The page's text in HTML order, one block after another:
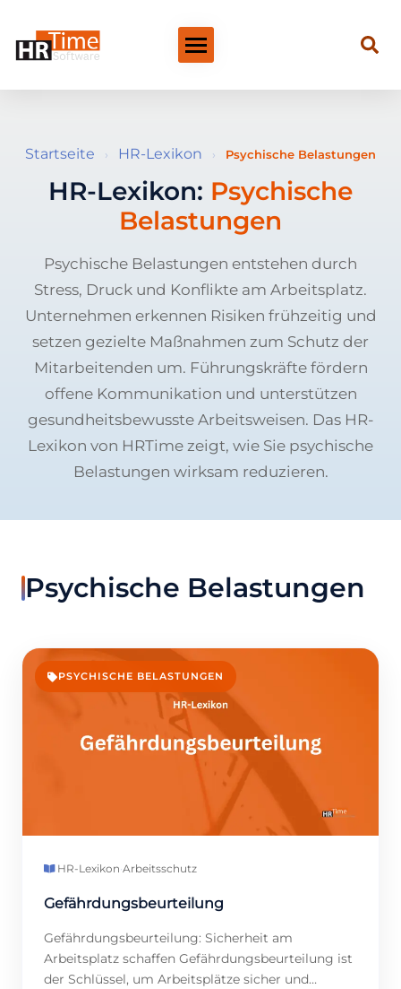
Startseite › HR-Lexikon › Psychische Belastungen
HR-Lexikon: Psychische
Belastungen
Psychische Belastungen entstehen durch
Stress, Druck und Konflikte am Arbeitsplatz.
Unternehmen erkennen Risiken frühzeitig und
setzen gezielte Maßnahmen zum Schutz der
Mitarbeitenden um. Führungskräfte fördern
offene Kommunikation und unterstützen
gesundheitsbewusste Arbeitsweisen. Das HR-
Lexikon von HRTime zeigt, wie Sie psychische
Belastungen wirksam reduzieren.
Psychische Belastungen
PSYCHISCHE BELASTUNGEN
HR-Lexikon·Arbeitsschutz
Gefährdungsbeurteilung
Gefährdungsbeurteilung: Sicherheit am
Arbeitsplatz schaffen Gefährdungsbeurteilung ist
der Schlüssel, um Arbeitsplätze sicher und